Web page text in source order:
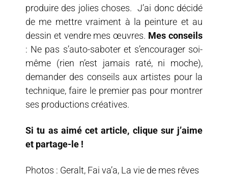
produire des jolies choses. J’ai donc décidé
de me mettre vraiment à la peinture et au
dessin et vendre mes œuvres. Mes conseils
: Ne pas s’auto-saboter et s’encourager soi-
même (rien n’est jamais raté, ni moche),
demander des conseils aux artistes pour la
technique, faire le premier pas pour montrer
ses productions créatives.
Si tu as aimé cet article, clique sur j’aime
et partage-le !
Photos : Geralt, Fai va’a, La vie de mes rêves